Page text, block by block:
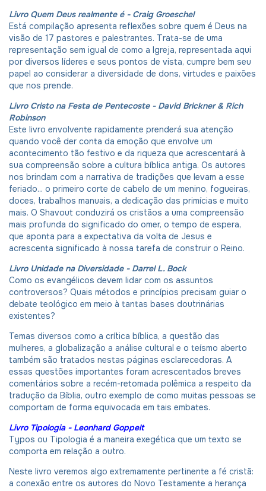
Livro Quem Deus realmente é - Craig Groeschel
Está compilação apresenta reflexões sobre quem é Deus na
visão de 17 pastores e palestrantes. Trata-se de uma
representação sem igual de como a Igreja, representada aqui
por diversos líderes e seus pontos de vista, cumpre bem seu
papel ao considerar a diversidade de dons, virtudes e paixões
que nos prende.
Livro Cristo na Festa de Pentecoste - David Brickner & Rich
Robinson
Este livro envolvente rapidamente prenderá sua atenção
quando você der conta da emoção que envolve um
acontecimento tão festivo e da riqueza que acrescentará à
sua compreensão sobre a cultura bíblica antiga. Os autores
nos brindam com a narrativa de tradições que levam a esse
feriado... o primeiro corte de cabelo de um menino, fogueiras,
doces, trabalhos manuais, a dedicação das primícias e muito
mais. O Shavout conduzirá os cristãos a uma compreensão
mais profunda do significado do omer, o tempo de espera,
que aponta para a expectativa da volta de Jesus e
acrescenta significado à nossa tarefa de construir o Reino.
Livro Unidade na Diversidade - Darrel L. Bock
Como os evangélicos devem lidar com os assuntos
controversos? Quais métodos e princípios precisam guiar o
debate teológico em meio à tantas bases doutrinárias
existentes?
Temas diversos como a crítica bíblica, a questão das
mulheres, a globalização a análise cultural e o teísmo aberto
também são tratados nestas páginas esclarecedoras. A
essas questões importantes foram acrescentados breves
comentários sobre a recém-retomada polêmica a respeito da
tradução da Bíblia, outro exemplo de como muitas pessoas se
comportam de forma equivocada em tais embates.
Livro Tipologia - Leonhard Goppelt
Typos ou Tipologia é a maneira exegética que um texto se
comporta em relação a outro.
Neste livro veremos algo extremamente pertinente a fé cristã:
a conexão entre os autores do Novo Testamente a herança